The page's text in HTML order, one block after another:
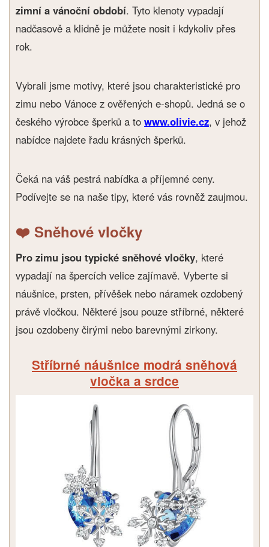
zimní a vánoční období. Tyto klenoty vypadají
nadčasově a klidně je můžete nosit i kdykoliv přes
rok.
Vybrali jsme motivy, které jsou charakteristické pro
zimu nebo Vánoce z ověřených e-shopů. Jedná se o
českého výrobce šperků a to www.olivie.cz, v jehož
nabídce najdete řadu krásných šperků.
Čeká na váš pestrá nabídka a příjemné ceny.
Podívejte se na naše tipy, které vás rovněž zaujmou.
❤️ Sněhové vločky
Pro zimu jsou typické sněhové vločky, které
vypadají na špercích velice zajímavě. Vyberte si
náušnice, prsten, přívěšek nebo náramek ozdobený
právě vločkou. Některé jsou pouze stříbrné, některé
jsou ozdobeny čirými nebo barevnými zirkony.
Stříbrné náušnice modrá sněhová
vločka a srdce